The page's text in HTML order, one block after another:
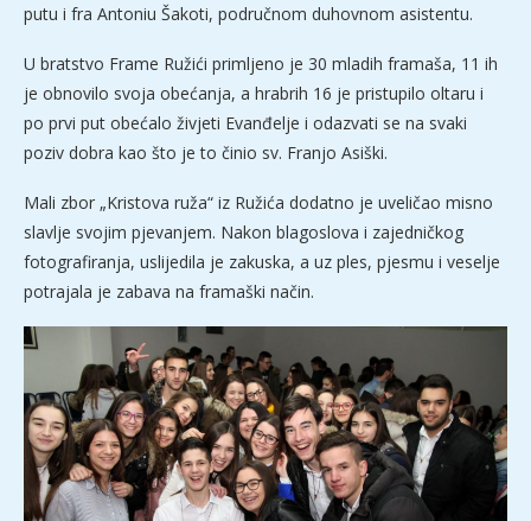
putu i fra Antoniu Šakoti, područnom duhovnom asistentu.
U bratstvo Frame Ružići primljeno je 30 mladih framaša, 11 ih
je obnovilo svoja obećanja, a hrabrih 16 je pristupilo oltaru i
po prvi put obećalo živjeti Evanđelje i odazvati se na svaki
poziv dobra kao što je to činio sv. Franjo Asiški.
Mali zbor „Kristova ruža“ iz Ružića dodatno je uveličao misno
slavlje svojim pjevanjem. Nakon blagoslova i zajedničkog
fotografiranja, uslijedila je zakuska, a uz ples, pjesmu i veselje
potrajala je zabava na framaški način.